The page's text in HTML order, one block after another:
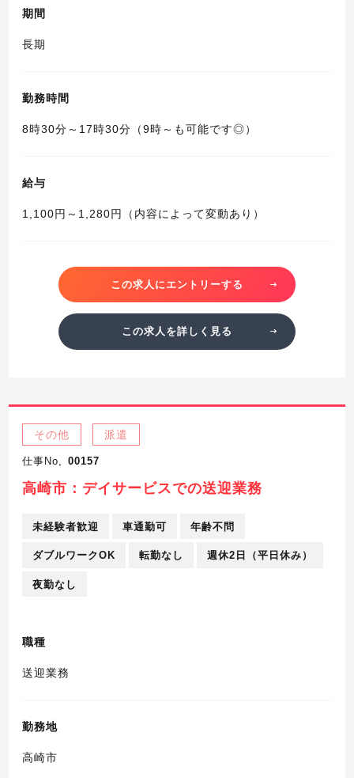
期間
長期
勤務時間
8時30分～17時30分（9時～も可能です◎）
給与
1,100円～1,280円（内容によって変動あり）
この求人にエントリーする
この求人を詳しく見る
その他 派遣
仕事No, 00157
高崎市：デイサービスでの送迎業務
未経験者歓迎 車通勤可 年齢不問
ダブルワークOK 転勤なし 週休2日（平日休み）
夜勤なし
職種
送迎業務
勤務地
高崎市